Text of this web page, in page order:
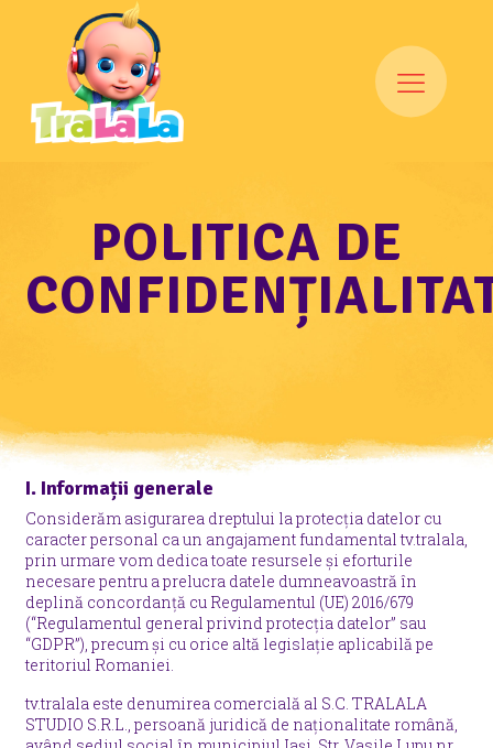
POLITICA DE
I. Informații generale
Considerăm asigurarea dreptului la protecția datelor cu
caracter personal ca un angajament fundamental tv.tralala,
prin urmare vom dedica toate resursele și eforturile
necesare pentru a prelucra datele dumneavoastră în
deplină concordanță cu Regulamentul (UE) 2016/679
(“Regulamentul general privind protecția datelor” sau
“GDPR”), precum și cu orice altă legislație aplicabilă pe
teritoriul Romaniei.
tv.tralala este denumirea comercială al S.C. TRALALA
STUDIO S.R.L., persoană juridică de naționalitate română,